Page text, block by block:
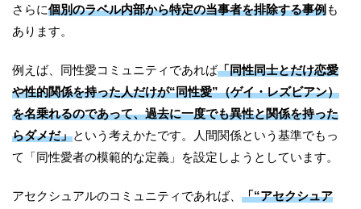
さらに個別のラベル内部から特定の当事者を排除する事例も
あります。
例えば、同性愛コミュニティであれば「同性同士とだけ恋愛
や性的関係を持った人だけが“同性愛”（ゲイ・レズビアン）
を名乗れるのであって、過去に一度でも異性と関係を持った
らダメだ」という考えかたです。人間関係という基準でもっ
て「同性愛者の模範的な定義」を設定しようとしています。
アセクシュアルのコミュニティであれば、 「“アセクシュア